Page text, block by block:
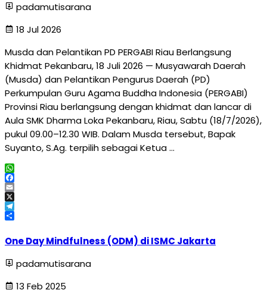
padamutisarana
18 Jul 2026
Musda dan Pelantikan PD PERGABI Riau Berlangsung
Khidmat Pekanbaru, 18 Juli 2026 — Musyawarah Daerah
(Musda) dan Pelantikan Pengurus Daerah (PD)
Perkumpulan Guru Agama Buddha Indonesia (PERGABI)
Provinsi Riau berlangsung dengan khidmat dan lancar di
Aula SMK Dharma Loka Pekanbaru, Riau, Sabtu (18/7/2026),
pukul 09.00–12.30 WIB. Dalam Musda tersebut, Bapak
Suyanto, S.Ag. terpilih sebagai Ketua …
WhatsApp
Facebook
Email
X
Telegram
One Day Mindfulness (ODM) di ISMC Jakarta
padamutisarana
13 Feb 2025